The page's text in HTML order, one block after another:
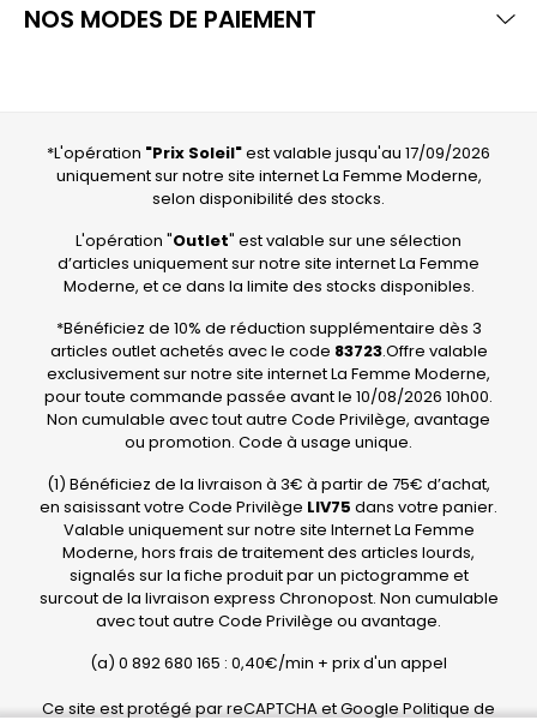
NOS MODES DE PAIEMENT
*L'opération "Prix Soleil"est valable jusqu'au 17/09/2026
uniquement sur notre site internet La Femme Moderne,
selon disponibilité des stocks.
L'opération "Outlet" est valable sur une sélection
d’articles uniquement sur notre site internet La Femme
Moderne, et ce dans la limite des stocks disponibles.
*Bénéficiez de 10% de réduction supplémentaire dès 3
articles outlet achetés avec le code 83723.Offre valable
exclusivement sur notre site internet La Femme Moderne,
pour toute commande passée avant le 10/08/2026 10h00.
Non cumulable avec tout autre Code Privilège, avantage
ou promotion. Code à usage unique.
(1) Bénéficiez de la livraison à 3€ à partir de 75€ d’achat,
en saisissant votre Code Privilège LIV75 dans votre panier.
Valable uniquement sur notre site Internet La Femme
Moderne, hors frais de traitement des articles lourds,
signalés sur la fiche produit par un pictogramme et
surcout de la livraison express Chronopost. Non cumulable
avec tout autre Code Privilège ou avantage.
(a) 0 892 680 165 : 0,40€/min + prix d'un appel
Ce site est protégé par reCAPTCHA et Google Politique de